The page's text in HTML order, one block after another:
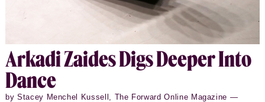
Arkadi Zaides Digs Deeper Into
Dance
by Stacey Menchel Kussell, The Forward Online Magazine —